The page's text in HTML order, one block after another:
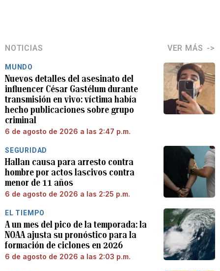
NOTICIAS VER MÁS
MUNDO
Nuevos detalles del asesinato del
influencer César Gastélum durante
transmisión en vivo: víctima había
hecho publicaciones sobre grupo
criminal
6 de agosto de 2026 a las 2:47 p.m.
SEGURIDAD
Hallan causa para arresto contra
hombre por actos lascivos contra
menor de 11 años
6 de agosto de 2026 a las 2:25 p.m.
EL TIEMPO
A un mes del pico de la temporada: la
NOAA ajusta su pronóstico para la
formación de ciclones en 2026
6 de agosto de 2026 a las 2:03 p.m.